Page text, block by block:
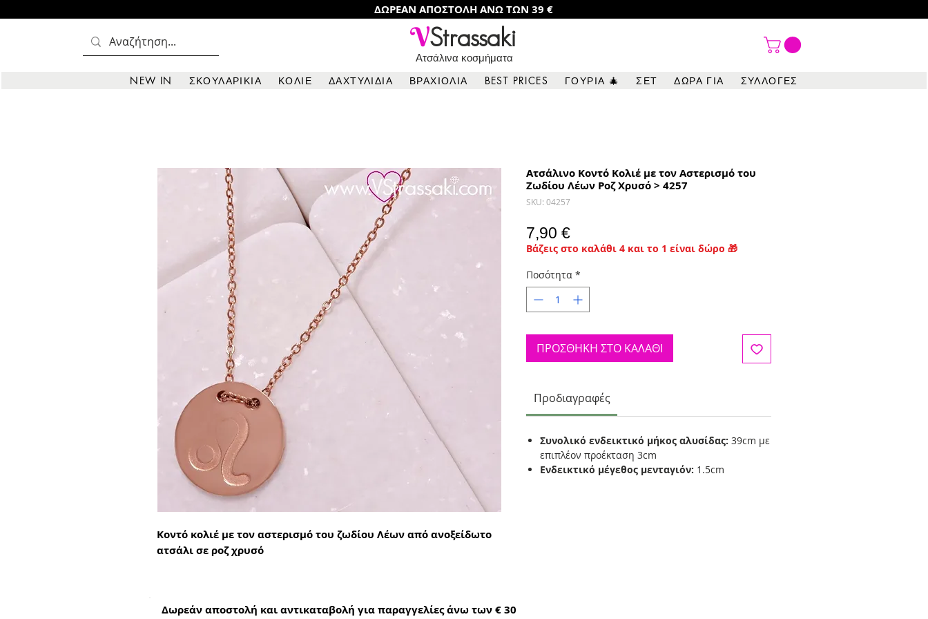
ΔΩΡΕΑΝ ΑΠΟΣΤΟΛΗ ΑΝΩ ΤΩΝ 39 €
VStrassaki
Ατσάλινα κοσμήματα
NEW IN ΣΚΟΥΛΑΡΙΚΙΑ ΚΟΛΙΕ ΔΑΧΤΥΛΙΔΙΑ ΒΡΑΧΙΟΛΙΑ BEST PRICES ΓΟΥΡΙΑ 🎄 ΣΕΤ ΔΩΡΑ ΓΙΑ ΣΥΛΛΟΓΕΣ
Κοντό κολιέ με τον αστερισμό του ζωδίου Λέων από ανοξείδωτο
ατσάλι σε ροζ χρυσό
Ατσάλινο Κοντό Κολιέ με τον Αστερισμό του
Ζωδίου Λέων Ροζ Χρυσό > 4257
SKU: 04257
7,90 €Τιμή
Βάζεις στο καλάθι 4 και το 1 είναι δώρο 🎁
Ποσότητα *
ΠΡΟΣΘΗΚΗ ΣΤΟ ΚΑΛΑΘΙ
Προδιαγραφές
Συνολικό ενδεικτικό μήκος αλυσίδας: 39cm με
επιπλέον προέκταση 3cm
Ενδεικτικό μέγεθος μενταγιόν: 1.5cm
Δωρεάν αποστολή και αντικαταβολή για παραγγελίες άνω των € 30